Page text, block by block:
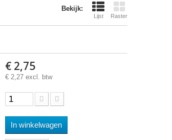
Bekijk:
Raster
Lijst
€ 2,75
€ 2,27 excl. btw
In winkelwagen